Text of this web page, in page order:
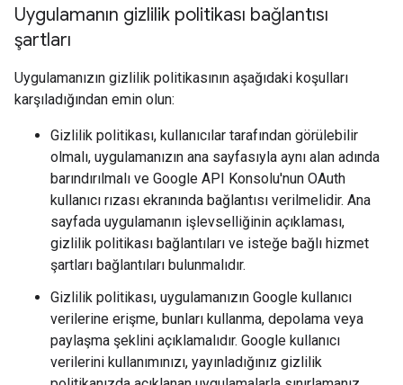
Uygulamanın gizlilik politikası bağlantısı
şartları
Uygulamanızın gizlilik politikasının aşağıdaki koşulları
karşıladığından emin olun:
Gizlilik politikası, kullanıcılar tarafından görülebilir
olmalı, uygulamanızın ana sayfasıyla aynı alan adında
barındırılmalı ve Google API Konsolu'nun OAuth
kullanıcı rızası ekranında bağlantısı verilmelidir. Ana
sayfada uygulamanın işlevselliğinin açıklaması,
gizlilik politikası bağlantıları ve isteğe bağlı hizmet
şartları bağlantıları bulunmalıdır.
Gizlilik politikası, uygulamanızın Google kullanıcı
verilerine erişme, bunları kullanma, depolama veya
paylaşma şeklini açıklamalıdır. Google kullanıcı
verilerini kullanımınızı, yayınladığınız gizlilik